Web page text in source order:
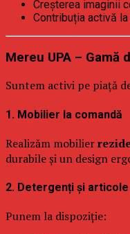
Creșterea imaginii
Contribuția activă
Mereu UPA –
Suntem activi pe piață
1. Mobilier la comandă
Realizăm mobilier
durabile și un design
2. Detergenți și
Punem la dispoziție: